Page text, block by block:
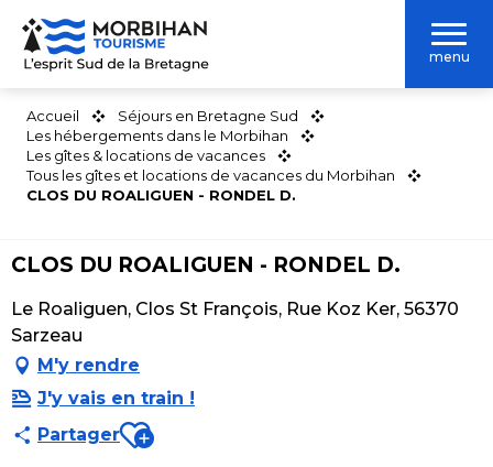
Aller
contenu
menu
Accueil
Séjours en Bretagne Sud
Les hébergements dans le Morbihan
Les gîtes & locations de vacances
Tous les gîtes et locations de vacances du Morbihan
CLOS DU ROALIGUEN - RONDEL D.
CLOS DU ROALIGUEN - RONDEL D.
Le Roaliguen, Clos St François, Rue Koz Ker, 56370
Sarzeau
M'y rendre
J'y vais en train !
PartagerAjouter aux favoris